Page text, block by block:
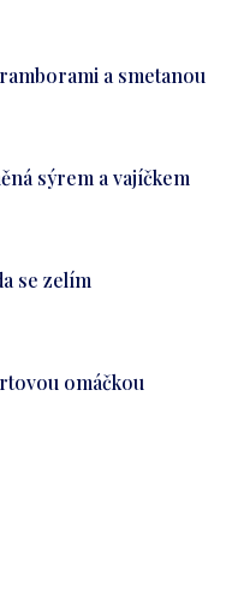
a smetanou
sýrem a vajíčkem
se zelím
omáčkou